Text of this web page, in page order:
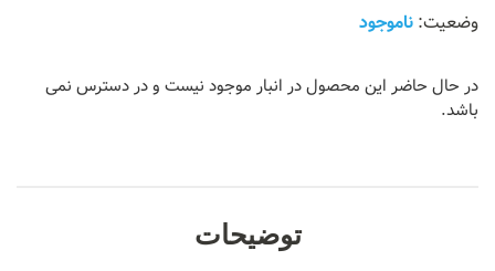
ناموجود
در حال حاضر این محصول در انبار موجود نیست و در دسترس نمی
باشد.
توضیحات